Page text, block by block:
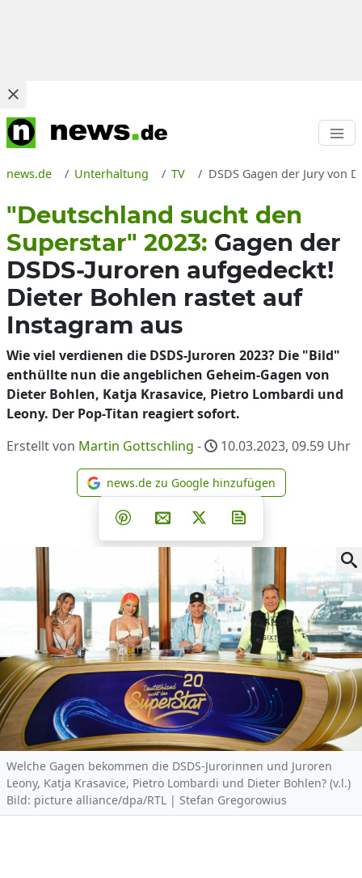
news.de Unterhaltung TV DSDS Gagen der Jury von
"Deutschland sucht den
Superstar" 2023: Gagen der
DSDS-Juroren aufgedeckt!
Dieter Bohlen rastet auf
Instagram aus
Wie viel verdienen die DSDS-Juroren 2023? Die "Bild"
enthüllte nun die angeblichen Geheim-Gagen von
Dieter Bohlen, Katja Krasavice, Pietro Lombardi und
Leony. Der Pop-Titan reagiert sofort.
Erstellt von Martin Gottschling - 10.03.2023, 09.59 Uhr
news.de zu Google
news.de zu Google hinzufügen
Teilen auf Facebook
Teilen auf Whatsapp
Teilen auf Telegram
Teilen auf Pinterest
Per E-Mail teilen
Post auf X
Welche Gagen bekommen die DSDS-Jurorinnen und Juroren
Leony, Katja Krasavice, Pietro Lombardi und Dieter Bohlen? (v.l.)
Bild: picture alliance/dpa/RTL | Stefan Gregorowius